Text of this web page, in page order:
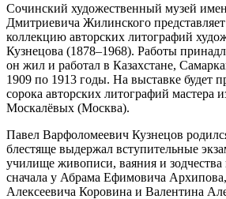
Сочинский художественный музей
Дмитриевича Жилинского
коллекцию авторских литографий
Кузнецова (1878–1968). Работы
он жил и работал в Казахстане,
1909 по 1913 годы. На выставке будет
сорока авторских литографий мастера
Москалёвых (Москва).
Павел Варфоломеевич Кузнецов
блестяще выдержал вступительные
училище живописи, ваяния и зодчества
сначала у Абрама Ефимовича
Алексеевича Коровина и Валентина